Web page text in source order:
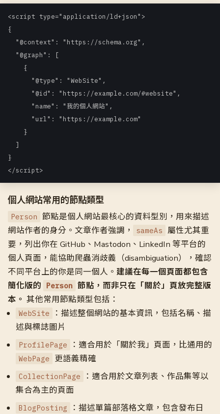
<script type="application/ld+json">
{
  "@context": "https://schema.org",
  "@graph": [
    {
      "@type": "WebSite",
      "@id": "https://example.com/#website",
      "name": "我的個人網站",
      "url": "https://example.com"
    }
  ]
}
</script>
個人網站常用的節點類型
Person 節點是個人網站最核心的資料型別，用來描述
網站作者的身分。文章作者強調，
sameAs 屬性尤其重
要，列出你在 GitHub、Mastodon、LinkedIn 等平台的
個人頁面，能協助爬蟲消歧義（disambiguation），確認
不同平台上的你是同一個人。 建議在每一個頁面都包含
簡化版的
Person 節點，而非只在「關於」頁放完整版
本。 其他常用節點類型包括：
WebSite
：描述整個網站的基本資訊，包括名稱、描
述與標誌圖片
ProfilePage ：適合用於「關於我」頁面，比通用的
WebPage 更語義精確
CollectionPage
：適合用於文章列表、作品集等以
集合為主的頁面
BlogPosting
：描述單篇部落格文章，包含發布日